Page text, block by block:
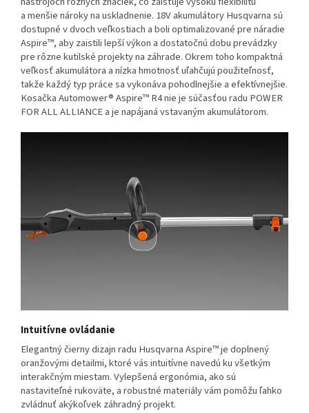
a menšie nároky na uskladnenie. 18V akumulátory Husqvarna sú
dostupné v dvoch veľkostiach a boli optimalizované pre náradie
Aspire™, aby zaistili lepší výkon a dostatočnú dobu prevádzky
pre rôzne kutilské projekty na záhrade. Okrem toho kompaktná
veľkosť akumulátora a nízka hmotnosť uľahčujú použiteľnosť,
takže každý typ práce sa vykonáva pohodlnejšie a efektívnejšie.
Kosačka Automower® Aspire™ R4 nie je súčasťou radu POWER
FOR ALL ALLIANCE a je napájaná vstavaným akumulátorom.
Intuitívne ovládanie
Elegantný čierny dizajn radu Husqvarna Aspire™ je doplnený
oranžovými detailmi, ktoré vás intuitívne navedú ku všetkým
interakčným miestam. Vylepšená ergonómia, ako sú
nastaviteľné rukoväte, a robustné materiály vám pomôžu ľahko
zvládnuť akýkoľvek záhradný projekt.